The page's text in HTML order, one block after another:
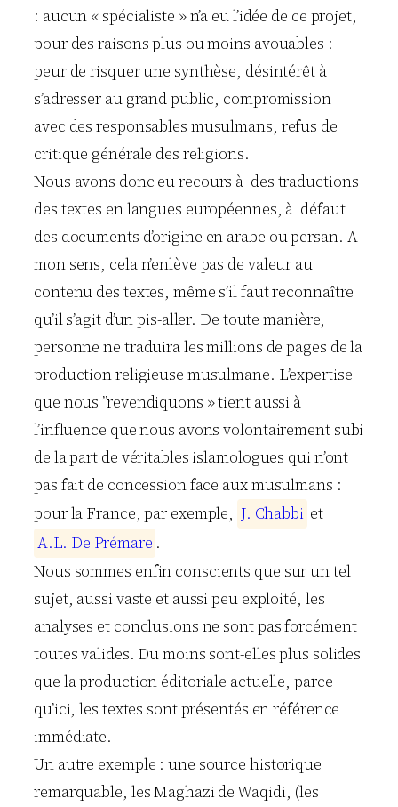
: aucun « spécialiste » n’a eu l’idée de ce projet,
pour des raisons plus ou moins avouables :
peur de risquer une synthèse, désintérêt à
s’adresser au grand public, compromission
avec des responsables musulmans, refus de
critique générale des religions.
Nous avons donc eu recours à des traductions
des textes en langues européennes, à défaut
des documents d’origine en arabe ou persan. A
mon sens, cela n’enlève pas de valeur au
contenu des textes, même s’il faut reconnaître
qu’il s’agit d’un pis-aller. De toute manière,
personne ne traduira les millions de pages de la
production religieuse musulmane. L’expertise
que nous ”revendiquons » tient aussi à
l’influence que nous avons volontairement subi
de la part de véritables islamologues qui n’ont
pas fait de concession face aux musulmans :
pour la France, par exemple, J. Chabbi et
A.L. De Prémare .
Nous sommes enfin conscients que sur un tel
sujet, aussi vaste et aussi peu exploité, les
analyses et conclusions ne sont pas forcément
toutes valides. Du moins sont-elles plus solides
que la production éditoriale actuelle, parce
qu’ici, les textes sont présentés en référence
immédiate.
Un autre exemple : une source historique
remarquable, les Maghazi de Waqidi, (les